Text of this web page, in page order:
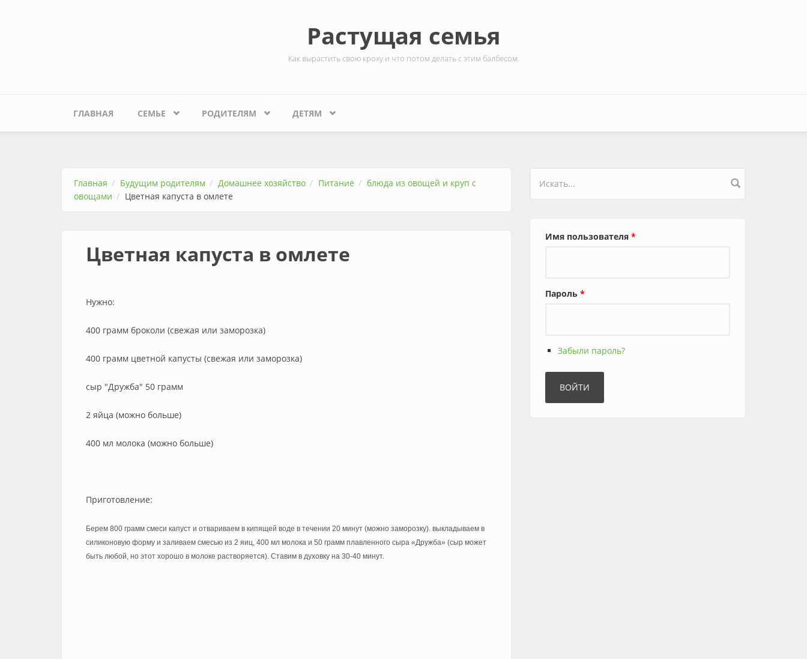
Растущая семья
Как вырастить свою кроху и что потом делать с этим балбесом.
ГЛАВНАЯ СЕМЬЕ РОДИТЕЛЯМ ДЕТЯМ
Главная Будущим родителям Домашнее хозяйство Питание
блюда из овощей и круп с
овощами
Цветная капуста в омлете
Цветная капуста в омлете
Нужно:
400 грамм броколи (свежая или заморозка)
400 грамм цветной капусты (свежая или заморозка)
сыр "Дружба" 50 грамм
2 яйца (можно больше)
400 мл молока (можно больше)
Приготовление:
Берем 800 грамм смеси капуст и отвариваем в кипящей воде в течении 20 минут (можно заморозку). выкладываем в
силиконовую форму и заливаем смесью из 2 яиц, 400 мл молока и 50 грамм плавленного сыра «Дружба» (сыр может
быть любой, но этот хорошо в молоке растворяется). Ставим в духовку на 30-40 минут.
Форма поиска
Имя пользователя *
Пароль *
Забыли пароль?